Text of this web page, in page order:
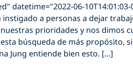
datetime="2022-06-
instigado a personas a dejar
prioridades y nos dimos
búsqueda de más propósito,
Jung entiende bien esto. […]